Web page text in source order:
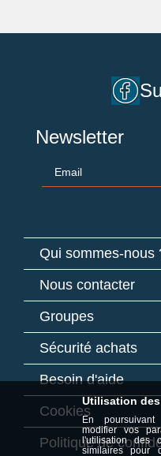
Newsletter
Email
Qui sommes-nous
Nous contacter
Groupes
Sécurité achats
Besoin d'aide
Cookies
Politique de
Utilisation
En
modifier vos
l'utilisation des
similaires pour